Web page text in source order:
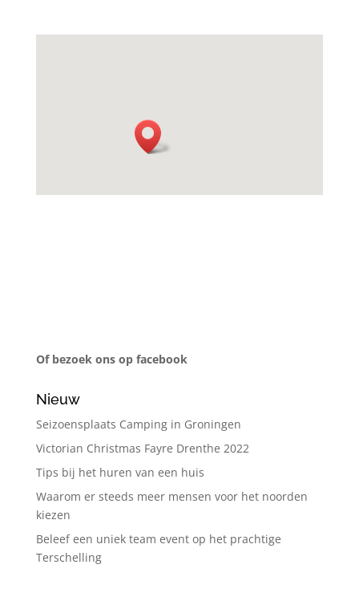
Of bezoek ons op facebook
Nieuw
Seizoensplaats Camping in Groningen
Victorian Christmas Fayre Drenthe 2022
Tips bij het huren van een huis
Waarom er steeds meer mensen voor het noorden
kiezen
Beleef een uniek team event op het prachtige
Terschelling